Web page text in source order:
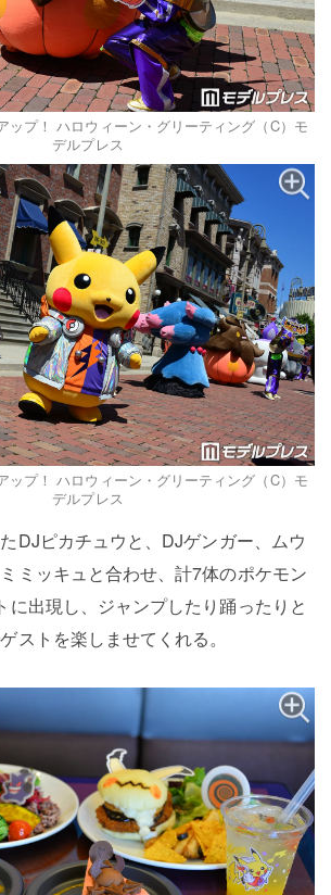
ップ！ ハロウィーン・グリーティング（C）モ
デルプレス
ップ！ ハロウィーン・グリーティング（C）モ
デルプレス
DJピカチュウと、DJゲンガー、ムウ
ミッキュと合わせ、計7体のポケモン
に出現し、ジャンプしたり踊ったりと
ストを楽しませてくれる。